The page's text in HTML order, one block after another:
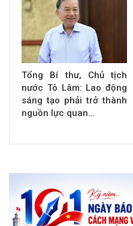
Tổng Bí thư, Chủ tịch
nước Tô Lâm: Lao động
sáng tạo phải trở thành
nguồn lực quan…